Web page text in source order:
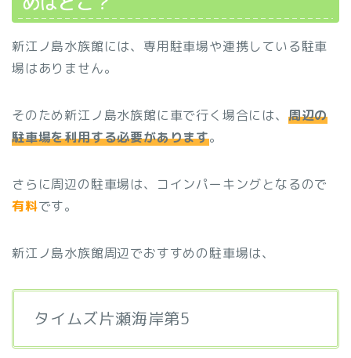
新江ノ島水族館には、専用駐車場や連携している駐車
場はありません。
そのため新江ノ島水族館に車で行く場合には、 周辺の
駐車場を利用する必要があります。
さらに周辺の駐車場は、コインパーキングとなるので
有料です。
新江ノ島水族館周辺でおすすめの駐車場は、
タイムズ片瀬海岸第5